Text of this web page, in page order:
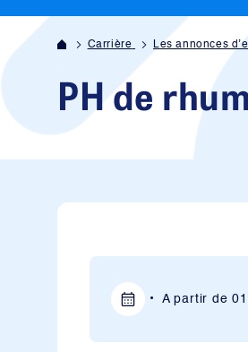
Carrière Les annonces
PH de
A partir de